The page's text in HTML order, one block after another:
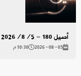
أصيل 180 - 2026/8/5
2026-08-05 10:30 م